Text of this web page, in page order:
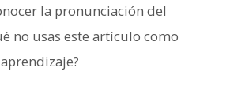
la pronunciación del
no usas este artículo como